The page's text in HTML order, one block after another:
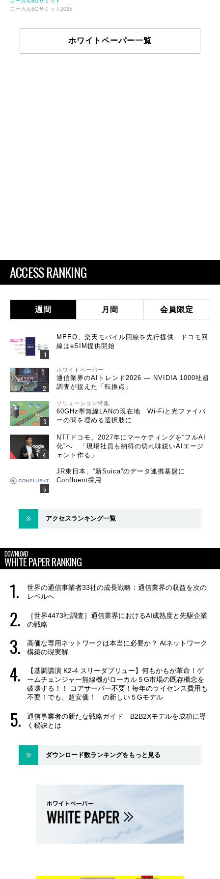
ローカル5Gサミット2025
ホワイトペーパー一覧
ACCESS RANKING
週間 月間 会員限定
MEEQ、楽天モバイル回線を先行提供 ドコモ回
線はeSIM提供開始
ホワイトペーパー
通信業界のAIトレンド2026 ― NVIDIA 1000社超
調査が捉えた「転換点」
ソリューション特集
60GHz帯無線LANの現在地 Wi-Fiと光ファイバ
ーの間を埋める選択肢に
NTTドコモ、2027年にマーケティングを“フルAI
化”へ 「現場社員も納得の切れ味鋭いAIエージ
ェント作る」
JR東日本、“新Suica”のデータ連携基盤に
Confluent採用
アクセスランキング一覧
DOWNLOAD
WHITE PAPER RANKING
世界の通信事業者33社の成長戦略：通信業界の収益を次の
レベルへ
［世界4473社調査］通信業界におけるAI成熟度と先駆企業
の戦略
高価な専用ネットワークは本当に必要か？ AIネットワーク
構築の現実解
【基調講演 K2-4 スリーダブリュー】何もかもが革命！ゲ
ームチェンジャー無線機がローカル５G市場の既存概念を
破壊する！！ コアサーバー不要！毎年のライセンス費用も
不要！でも、超安価！ の新しい５Gモデル
通信事業者の新たな戦略ガイド B2B2Xモデルを成功に導
く秘訣とは
ダウンロード数ランキングをもっと見る